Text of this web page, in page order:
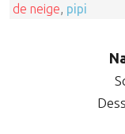
de neige pipi